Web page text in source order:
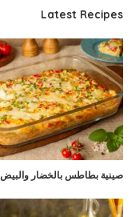
Latest Recipes
صينية بطاطس بالخضار والبيض